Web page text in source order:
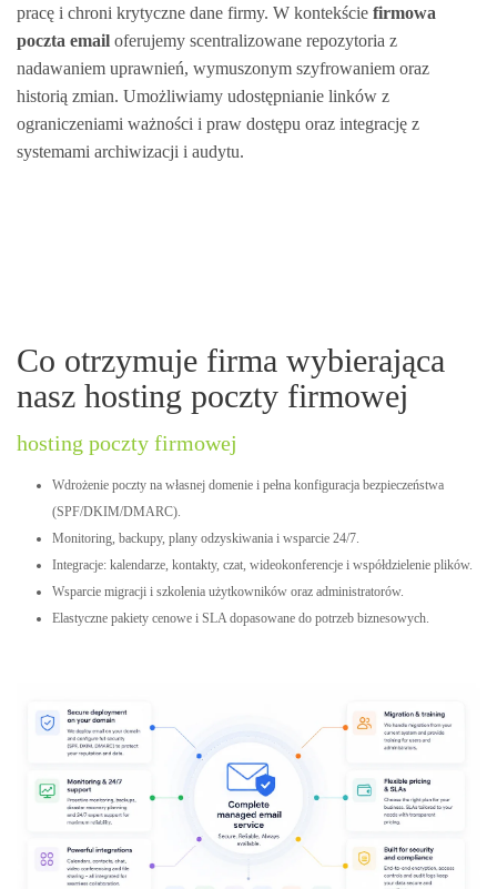
pracę i chroni krytyczne dane firmy. W kontekście firmowa
poczta email oferujemy scentralizowane repozytoria z
nadawaniem uprawnień, wymuszonym szyfrowaniem oraz
historią zmian. Umożliwiamy udostępnianie linków z
ograniczeniami ważności i praw dostępu oraz integrację z
systemami archiwizacji i audytu.
Co otrzymuje firma wybierająca
nasz hosting poczty firmowej
hosting poczty firmowej
Wdrożenie poczty na własnej domenie i pełna konfiguracja bezpieczeństwa
(SPF/DKIM/DMARC).
Monitoring, backupy, plany odzyskiwania i wsparcie 24/7.
Integracje: kalendarze, kontakty, czat, wideokonferencje i współdzielenie plików.
Wsparcie migracji i szkolenia użytkowników oraz administratorów.
Elastyczne pakiety cenowe i SLA dopasowane do potrzeb biznesowych.